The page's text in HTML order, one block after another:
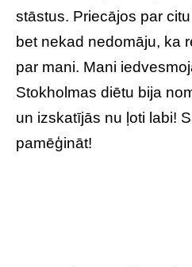
stāstus. Priecājos par
bet nekad nedomāju, ka
par mani. Mani
Stokholmas diētu bija
un izskatījās nu ļoti labi!
pamēģināt!